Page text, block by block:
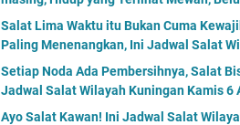
Salat Lima Waktu itu Bukan Cuma
Paling Menenangkan, Ini Jadwal Salat
Setiap Noda Ada Pembersihnya, Salat
Jadwal Salat Wilayah Kuningan Kamis 6
Ayo Salat Kawan! Ini Jadwal Salat